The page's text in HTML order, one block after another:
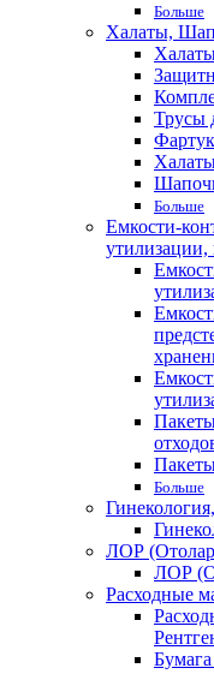
Больше
Халаты,
Трусы
Больше
Емкости-
утилизации,
Больше
ЛОР
ЛОР
Расходные